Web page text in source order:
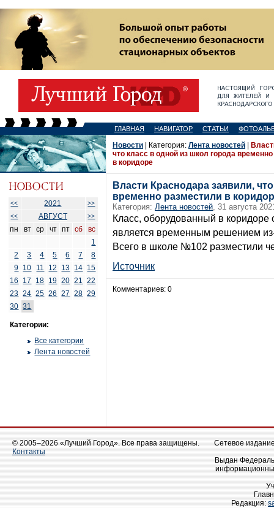
ГЛАВНАЯ НАВИГАТОР СТАТЬИ
<< 2021
>>
<<
АВГУСТ >>
пн вт ср чт пт сб
вс
1
2
3 4 5 6 7
8
9 10 11 12 13 14 15
16
17 18 19 20 21
22
23 24 25 26 27 28 29
30 31
Категории:
Все категории
Лента новостей
Новости | Категория: Лента новостей
что класс в одной из школ города
в коридоре
Власти Краснодара заявили,
временно разместили в
Категория: Лента новостей, 31 августа
Класс, оборудованный в
является временным решением
Всего в школе №102 разместили
Источник
Комментариев: 0
© 2005–2026 «Лучший Город». Все права защищены.
Контакты
Сетевое
Выдан
Редакция: